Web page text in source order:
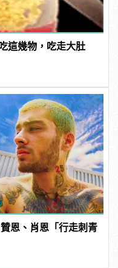
這幾物，吃走大肚
恩、肖恩「行走刺青